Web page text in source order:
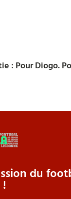
: Pour Diogo.
du